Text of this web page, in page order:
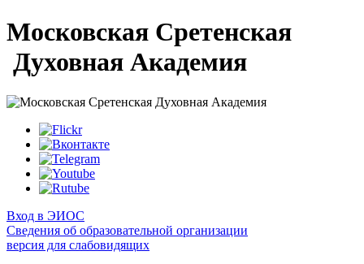
Московская Сретенская
Духовная Академия
Вход в ЭИОС
Сведения об образовательной организации
версия для слабовидящих